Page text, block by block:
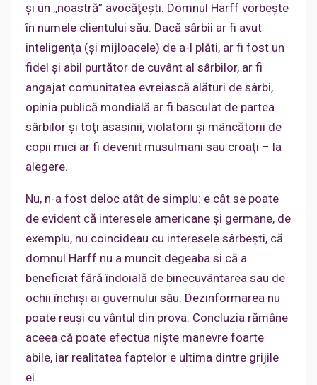
şi un ,,noastră” avocăţeşti. Domnul Harff vorbeşte
în numele clientului său. Dacă sârbii ar fi avut
inteligenţa (şi mijloacele) de a-l plăti, ar fi fost un
fidel şi abil purtător de cuvânt al sârbilor, ar fi
angajat comunitatea evreiască alături de sârbi,
opinia publică mondială ar fi basculat de partea
sârbilor şi toţi asasinii, violatorii şi mâncătorii de
copii mici ar fi devenit musulmani sau croaţi – la
alegere.
Nu, n-a fost deloc atât de simplu: e cât se poate
de evident că interesele americane şi germane, de
exemplu, nu coincideau cu interesele sârbeşti, că
domnul Harff nu a muncit degeaba si că a
beneficiat fără îndoială de binecuvântarea sau de
ochii închişi ai guvernului său. Dezinformarea nu
poate reuşi cu vântul din prova. Concluzia rămâne
aceea că poate efectua nişte manevre foarte
abile, iar realitatea faptelor e ultima dintre grijile
ei.